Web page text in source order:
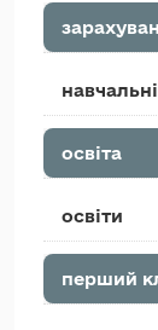
навчальні
освіта
освіти
перший